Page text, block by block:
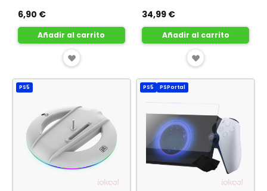
6,90 €
Añadir al carrito
34,99 €
Añadir al carrito
PS5 PS5 PSPortal